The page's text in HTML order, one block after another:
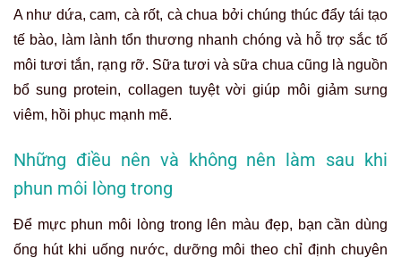
A như dứa, cam, cà rốt, cà chua bởi chúng thúc đẩy tái tạo
tế bào, làm lành tổn thương nhanh chóng và hỗ trợ sắc tố
môi tươi tắn, rạng rỡ. Sữa tươi và sữa chua cũng là nguồn
bổ sung protein, collagen tuyệt vời giúp môi giảm sưng
viêm, hồi phục mạnh mẽ.
Những điều nên và không nên làm sau khi
phun môi lòng trong
Để mực phun môi lòng trong lên màu đẹp, bạn cần dùng
ống hút khi uống nước, dưỡng môi theo chỉ định chuyên